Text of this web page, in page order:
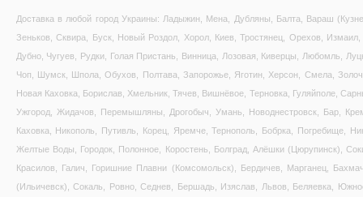
Доставка в любой город Украины: Ладыжин, Мена, Дубляны, Балта, Вараш
Зеньков, Сквира, Буск, Новый Роздол, Хорол, Киев, Тростянец, Орехов,
Дубно, Чугуев, Рудки, Голая Пристань, Винница, Лозовая, Киверцы, Любомль,
Чоп, Шумск, Шпола, Обухов, Полтава, Запорожье, Яготин, Херсон, Смела,
Новая Каховка, Борислав, Хмельник, Тячев, Вишнёвое, Терновка, Гуляйполе,
Ужгород, Жидачов, Перемышляны, Дрогобыч, Умань, Новоднестровск, Бар,
Каховка, Никополь, Путивль, Корец, Яремче, Тернополь, Бобрка, Погребище,
Желтые Воды, Городок, Полонное, Коростень, Болград, Алёшки (Цюрупинск),
Красилов, Галич, Горишние Плавни (Комсомольск), Бердичев, Марганец,
(Ильичевск), Сокаль, Ровно, Седнев, Бершадь, Изяслав, Львов, Беляевка,